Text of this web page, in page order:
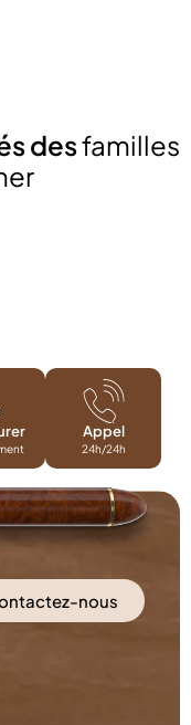
desfamilles
Appel
24h/24h
nous